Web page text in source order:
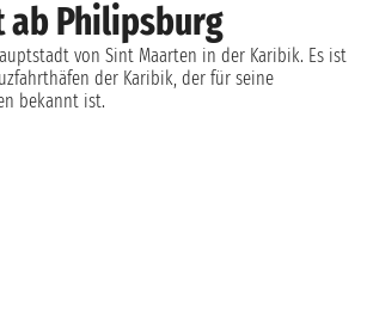
ab Philipsburg
von Sint Maarten in der Karibik. Es ist
der Karibik, der für seine
bekannt ist.